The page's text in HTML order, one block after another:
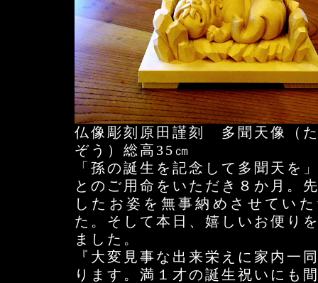
仏像彫刻原田謹刻 多聞天像（
ぞう）総高35㎝
「孫の誕生を記念して多聞天を
とのご用命をいただき８か月。
したお姿を無事納めさせてい
た。そして本日、嬉しいお便り
ました。
『大変見事な出来栄えに家内一
ります。満１才の誕生祝いにも